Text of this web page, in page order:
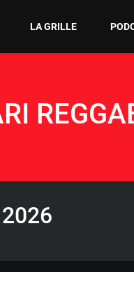
LA GRILLE